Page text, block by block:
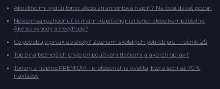
Ako dlho mi vydrží toner alebo atramentová náplň? Na čo si dávať pozor!
Neviem sa rozhodnúť či mám kúpiť originál toner alebo kompatibilný:
Aké sú výhody a nevýhody?
Čo potrebuje prvák do školy? Zoznam školských potrieb pre 1. ročník ZŠ
Top 5 najbežnejších chýb pri používaní tlačiarní a ako ich opraviť
Tonery a náplne PREMIUM – profesionálna kvalita, ktorá šetrí až 70 %
nákladov